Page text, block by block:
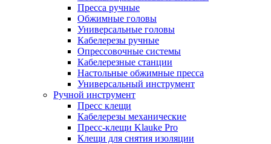
Пресса ручные
Обжимные головы
Универсальные головы
Кабелерезы ручные
Опрессовочные системы
Кабелерезные станции
Настольные обжимные пресса
Универсальный инструмент
Ручной инструмент
Пресс клещи
Кабелерезы механические
Пресс-клещи Klauke Pro
Клещи для снятия изоляции